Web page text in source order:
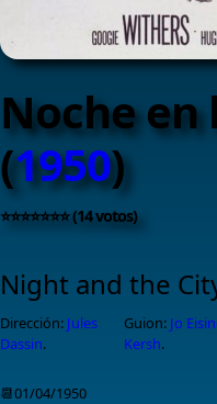
Noche en
(1950)
⭐⭐⭐⭐⭐⭐⭐ (14 votos)
Night and the
Dirección: Jules
Dassin.
Guion: Jo
Kersh.
📆01/04/1950